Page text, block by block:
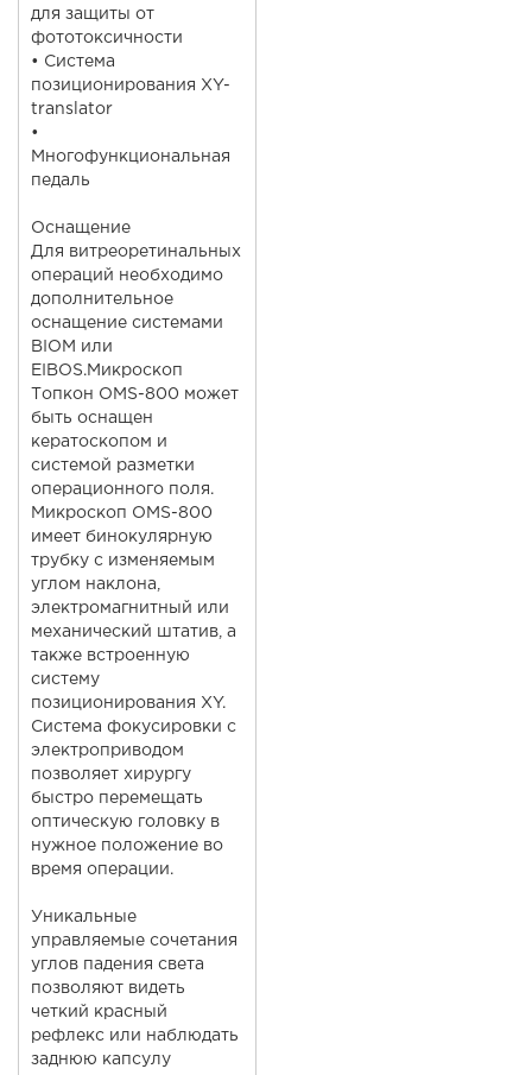
для защиты от
фототоксичности
• Система
позиционирования XY-
translator
•
Многофункциональная
педаль
Оснащение
Для витреоретинальных
операций необходимо
дополнительное
оснащение системами
BIOM или
EIBOS.Микроскоп
Топкон OMS-800 может
быть оснащен
кератоскопом и
системой разметки
операционного поля.
Микроскоп OMS-800
имеет бинокулярную
трубку с изменяемым
углом наклона,
электромагнитный или
механический штатив, а
также встроенную
систему
позиционирования XY.
Система фокусировки с
электроприводом
позволяет хирургу
быстро перемещать
оптическую головку в
нужное положение во
время операции.
Уникальные
управляемые сочетания
углов падения света
позволяют видеть
четкий красный
рефлекс или наблюдать
заднюю капсулу